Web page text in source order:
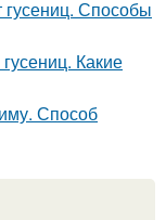
гусениц. Способы
Какие
Способ